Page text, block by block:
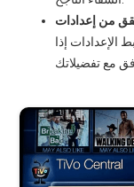
الإعدادات إذا